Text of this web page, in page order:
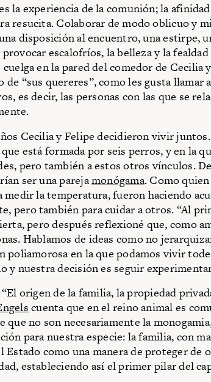
la experiencia de la comunión; la
resucita. Colaborar de modo oblicuo y
disposición al encuentro, una estirpe,
escalofríos, la belleza y la
en la pared del comedor de Cecilia
de “sus quereres”, como les gusta llamar
es decir, las personas con las que se
Cecilia y Felipe decidieron vivir
está formada por seis perros, y en la
pero también a estos otros vínculos.
ser una parejamonógama. Como
medir la temperatura, fueron haciendo
pero también para cuidar a otros. “Al
pero después reflexioné que, como
Hablamos de ideas como no
poliamorosa en la que podamos vivir
y nuestra decisión es seguir
origen de la familia, la propiedad
cuenta que en el reino animal es
que no son necesariamente la
para nuestra especie: la familia, con
Estado como una manera de proteger de
estableciendo así el primer pilar del